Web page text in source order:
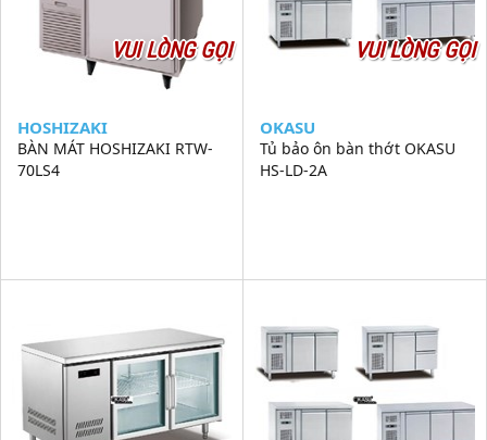
VUI LÒNG GỌI
HOSHIZAKI
BÀN MÁT HOSHIZAKI RTW-
70LS4
VUI LÒNG GỌI
OKASU
Tủ bảo ôn bàn thớt OKASU
HS-LD-2A